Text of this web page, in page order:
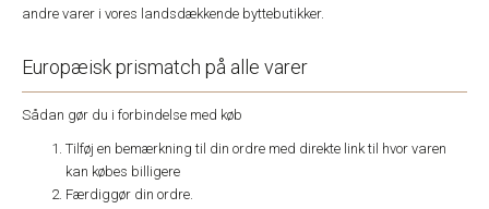
andre varer i vores landsdækkende byttebutikker.
Europæisk prismatch på alle varer
Sådan gør du i forbindelse med køb
Tilføj en bemærkning til din ordre med direkte link til hvor varen
kan købes billigere
Færdiggør din ordre.